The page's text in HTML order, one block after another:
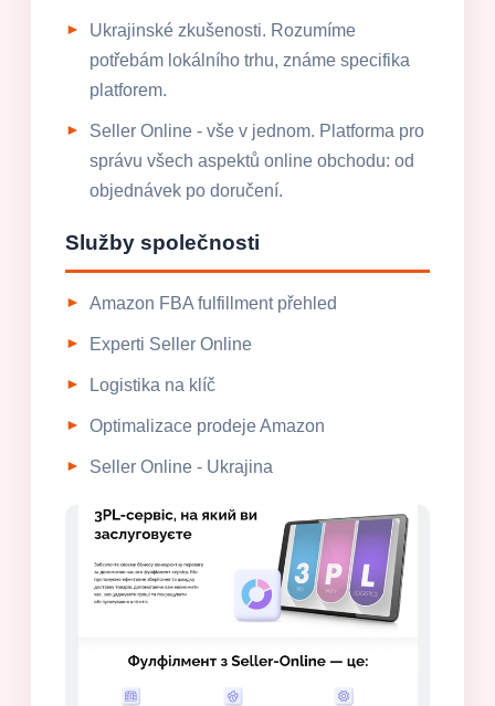
Ukrajinské zkušenosti. Rozumíme
potřebám lokálního trhu, známe specifika
platforem.
Seller Online - vše v jednom. Platforma pro
správu všech aspektů online obchodu: od
objednávek po doručení.
Služby společnosti
Amazon FBA fulfillment přehled
Experti Seller Online
Logistika na klíč
Optimalizace prodeje Amazon
Seller Online - Ukrajina